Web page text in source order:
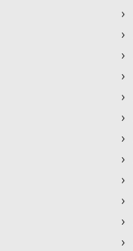
›
›
›
›
›
›
›
›
›
›
›
›